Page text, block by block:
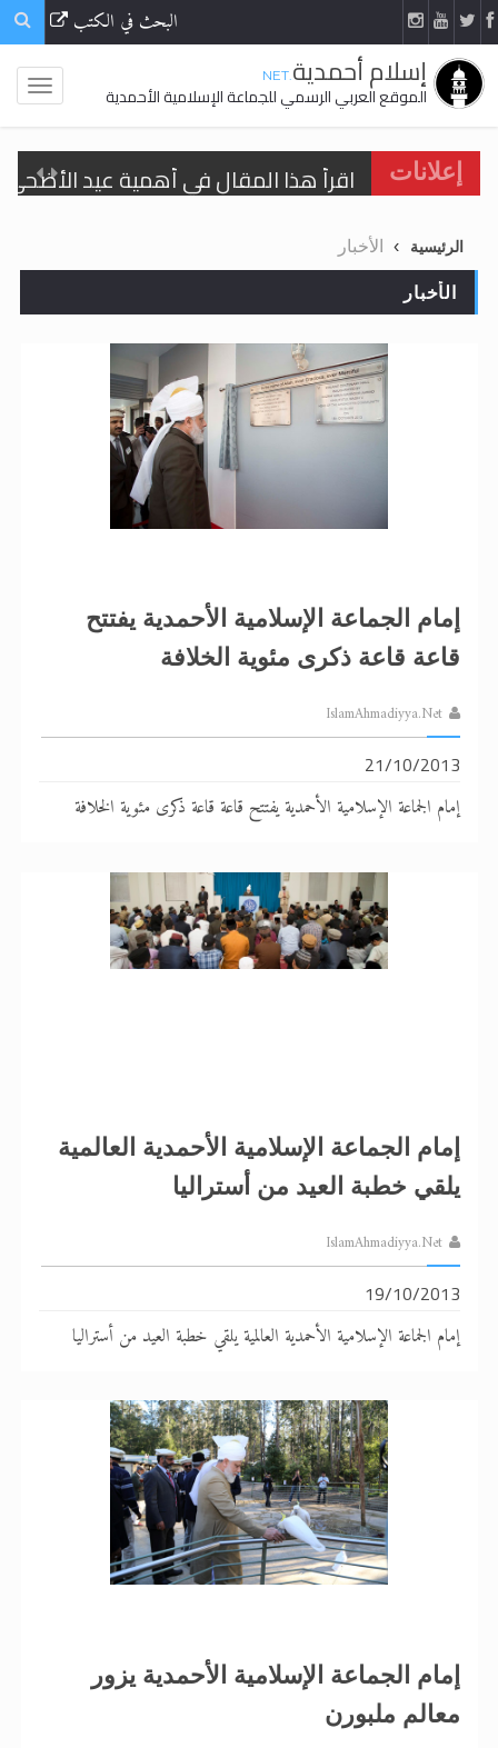
البحث في الكتب
إسلام أحمدية.NET
الموقع العربي الرسمي للجماعة الإسلامية الأحمدية
إعلانات
اقرأ هذا المقال في أهمية عيد
تعميم هامّ لأفراد الجماعة >> المزيد
تعميم هامّ لأفراد الجماعة >> المزيد
اقرأ هذا الكتاب وتعرّف على حقيقة
اقرأ هذا المقال في أهمية عيد
الرئيسية الأخبار
الأخبار
إمام الجماعة الإسلامية الأحمدية يفتتح
قاعة قاعة ذكرى مئوية الخلافة
IslamAhmadiyya.Net
21/10/2013
إمام الجماعة الإسلامية الأحمدية يفتتح قاعة قاعة ذكرى مئوية الخلافة
إمام الجماعة الإسلامية الأحمدية العالمية
يلقي خطبة العيد من أستراليا
IslamAhmadiyya.Net
19/10/2013
إمام الجماعة الإسلامية الأحمدية العالمية يلقي خطبة العيد من أستراليا
إمام الجماعة الإسلامية الأحمدية يزور
معالم ملبورن